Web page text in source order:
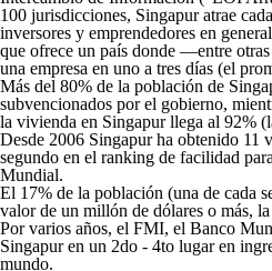
100 jurisdicciones, Singapur atrae
inversores y emprendedores en
que ofrece un país donde —entre
una empresa en uno a tres días (el
Más del 80% de la población de
subvencionados por el gobierno,
la vivienda en Singapur llega al 92%
Desde 2006 Singapur ha obtenido 11
segundo en el ranking de facilidad
Mundial.
El 17% de la población (una de cada
valor de un millón de dólares o más,
Por varios años, el FMI, el Banco
Singapur en un 2do - 4to lugar en
mundo.